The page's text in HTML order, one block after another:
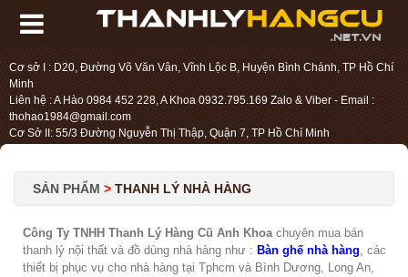
Cơ sở I : D20, Đường Võ Văn Vân, Vĩnh Lộc B, Huyện Bình Chánh, TP Hồ Chí
Minh
Liên hệ : A Hào 0984 452 228, A Khoa 0932.795.169 Zalo & Viber - Email :
thohao1984@gmail.com
Cơ Sở II: 55/3 Đường Nguyễn Thị Thập, Quận 7, TP Hồ Chí Minh
SẢN PHẨM > THANH LÝ NHÀ HÀNG
Công Ty TNHH Thanh Lý Hàng Cũ Anh Khoachuyên mua bán
thanh lý nội thất và đồ dùng nhà hàng như : Bàn ghế nhà hàng, các
thiết bị phục vụ cho nhà hàng tại Tphcm và Bình Dương, Long An,